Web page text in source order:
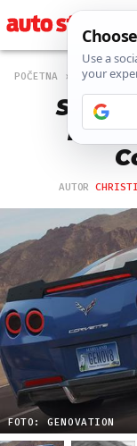
POČETNA AUTO
Stiže
AUTOR
FOTO: GENOVATION